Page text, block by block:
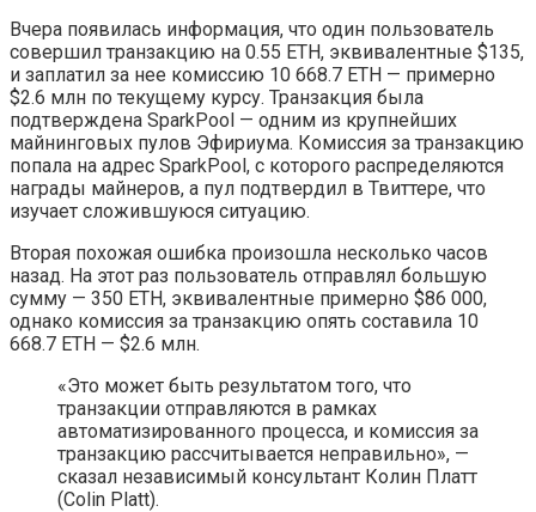
Вчера появилась информация, что один пользователь
совершил транзакцию на 0.55 ETH, эквивалентные $135,
и заплатил за нее комиссию 10 668.7 ETH — примерно
$2.6 млн по текущему курсу. Транзакция была
подтверждена SparkPool — одним из крупнейших
майнинговых пулов Эфириума. Комиссия за транзакцию
попала на адрес SparkPool, с которого распределяются
награды майнеров, а пул подтвердил в Твиттере, что
изучает сложившуюся ситуацию.
Вторая похожая ошибка произошла несколько часов
назад. На этот раз пользователь отправлял большую
сумму — 350 ETH, эквивалентные примерно $86 000,
однако комиссия за транзакцию опять составила 10
668.7 ETH — $2.6 млн.
«Это может быть результатом того, что
транзакции отправляются в рамках
автоматизированного процесса, и комиссия за
транзакцию рассчитывается неправильно», —
сказал независимый консультант Колин Платт
(Colin Platt).